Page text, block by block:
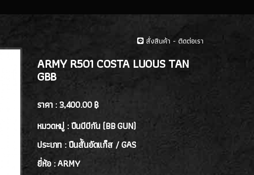
สั่งสินค้า - ติดต่อเรา
ARMY R501 COSTA LUOUS TAN
GBB
ราคา :3,400.00 ฿
หมวดหมู่ : ปืนบีบีกัน (BB GUN)
ประเภท : ปืนสั้นอัดแก็ส / GAS
ยี่ห้อ : ARMY